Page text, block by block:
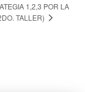
1,2,3 POR LA
TALLER)